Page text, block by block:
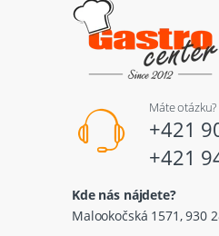
Máte
+421
+421
Kde nás nájdete?
Malookočská 1571, 930